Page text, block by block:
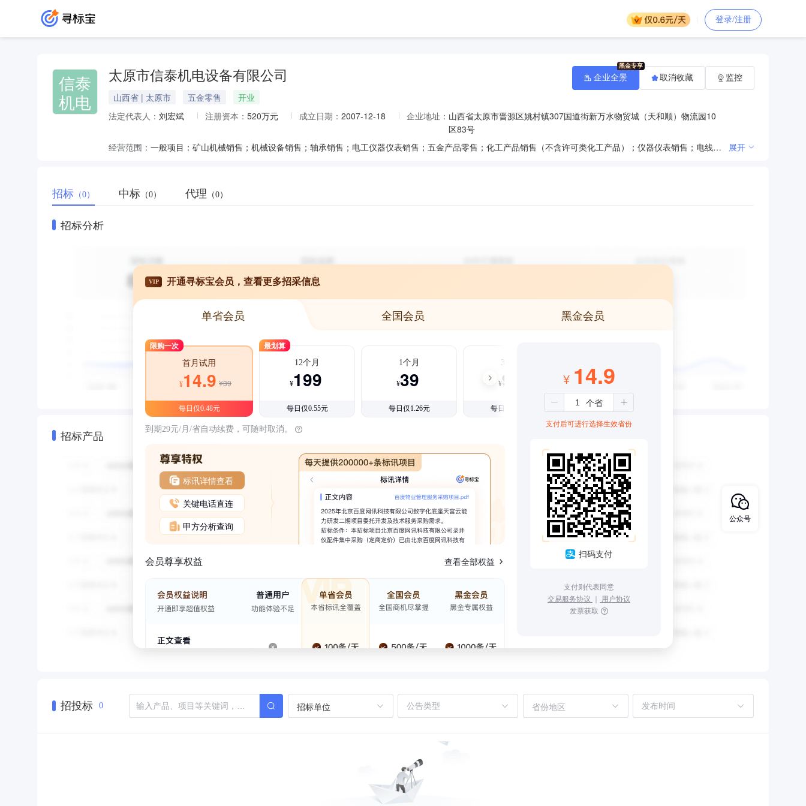
登录/注册
信泰
机电
太原市信泰机电设备有限公司
山西省 | 太原市 五金零售
开业
法定代表人： 刘宏斌 注册资本： 520万元 成立日期： 2007-12-18 企业地址： 山西省太原市晋源区姚村镇307国道街新万水物贸城（天和顺）物流园10
区83号
经营范围：
一般项目：矿山机械销售；机械设备销售；轴承销售；电工仪器仪表销售；五金产品零售；化工产品销售（不含许可类化工产品）；仪器仪表销售；电线、电缆经营；电力设施器材销售；配电开关控制设备销售；电器辅件销售；风动和电动工具销售；橡胶制品销售；保温材料销售；阀门和旋塞销售；总质量4.5吨及以下普通货运车辆道路货物运输（除网络货运和危险货物）；装卸搬运；金属材料销售；新型金属功能材料销售；磁性材料销售；有色金属合金销售；金属链条及其他金属制品销售；高品质特种钢铁材料销售；金属结构销售；铁合金冶炼；金属矿石销售；高性能有色金属及合金材料销售；新材料技术研发；钢、铁冶炼；石墨及碳素制品销售；有色金属合金制造；供应链管理服务；普通货物仓储服务（不含危险化学品等需许可审批的项目）。（除依法须经批准的项目外，凭营业执照依法自主开展经营活动）许可项目：道路货物运输（不含危险货物）。（依法须经批准的项目，经相关部门批准后方可开展经营活动，具体经营项目以相关部门批准文件或许可证件为准） 展开
企业全景 取消收藏 监控
招标 （0） 中标 （0） 代理 （0）
招标分析
招标产品
VIP 开通寻标宝会员，查看更多招采信息
单省会员 全国会员 黑金会员
限购一次
首月试用
¥14.9 ¥39
每日仅0.48元
最划算
12个月
¥199
每日仅0.55元
1个月
¥39
每日仅1.26元
3个月
¥99
每日仅1.08元
到期29元/月/省自动续费，可随时取消。
标讯详情查看
关键电话直连
甲方分析查询
会员尊享权益 查看全部权益
¥ 14.9
支付后可进行选择生效省份
扫码支付
支付则代表同意
交易服务协议 ｜ 用户协议
发票获取
招投标 0 招标单位 省份地区
公众号